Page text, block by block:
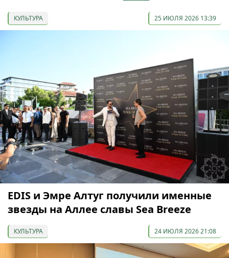
КУЛЬТУРА 25 ИЮЛЯ 2026 13:39
EDIS и Эмре Алтуг получили именные
звезды на Аллее славы Sea Breeze
КУЛЬТУРА 24 ИЮЛЯ 2026 21:08